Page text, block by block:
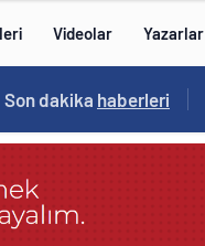
Videolar Yazarlar
14:57 /
Son dakika haberleri